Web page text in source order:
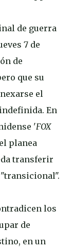
de guerra
7 de
de
que su
el
En
'FOX
planea
transferir
los
de
en un